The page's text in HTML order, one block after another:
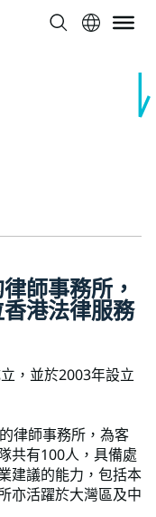
律師事務所 ，
香港法律服務
，並於2003年設立
律師事務所，為客
共有100人，具備處
建議的能力，包括本
亦活躍於大灣區及中